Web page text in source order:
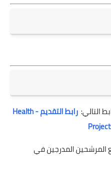
التالي:
رابط التقديم - Health
المدرجين في